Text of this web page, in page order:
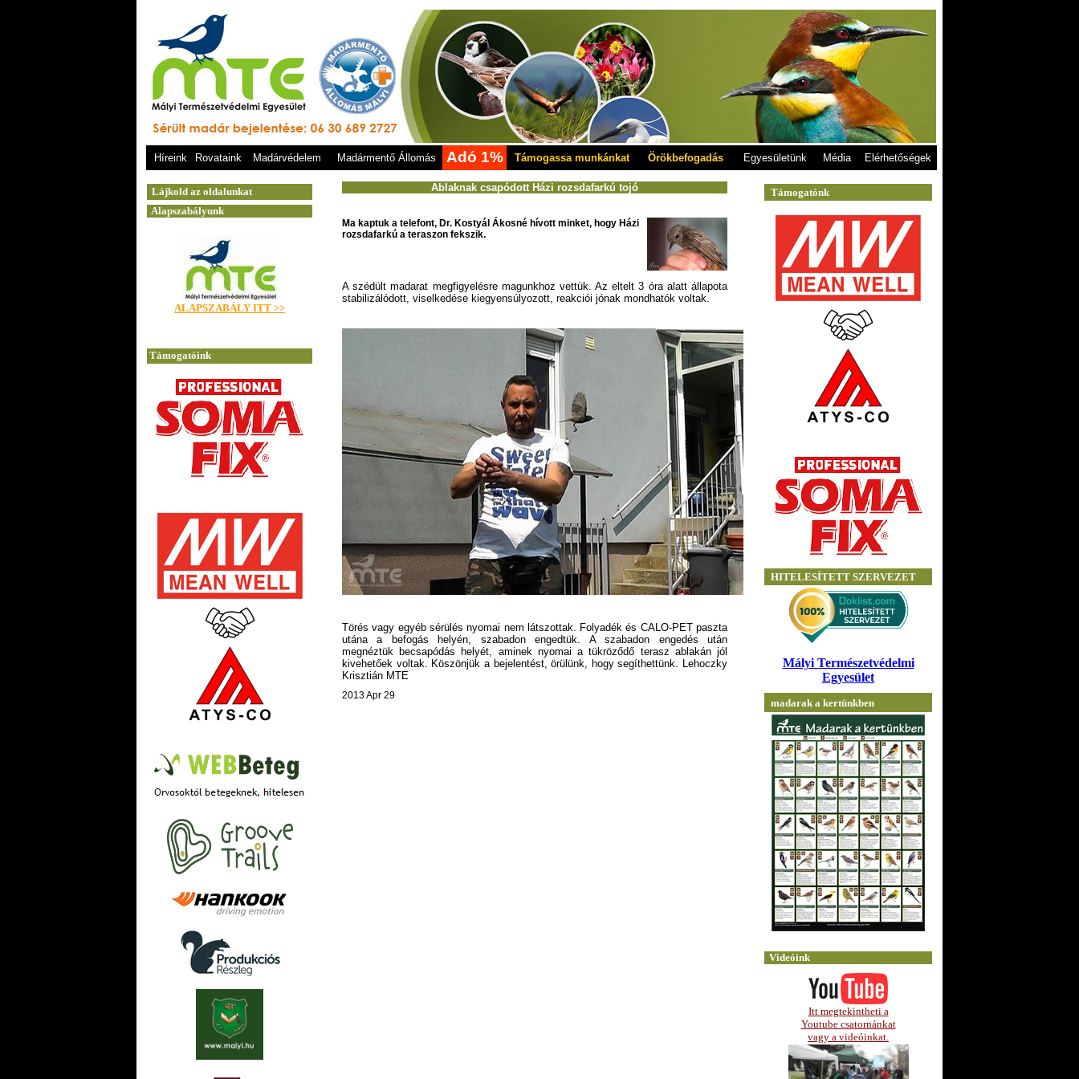
Híreink Rovataink Madárvédelem Madármentő Állomás Adó 1% Támogassa munkánkat Örökbefogadás Egyesületünk Média Elérhetőségek
Ablaknak csapódott Házi rozsdafarkú tojó
Ma kaptuk a telefont, Dr. Kostyál Ákosné hívott minket, hogy Házi
rozsdafarkú a teraszon fekszik.
A szédült madarat megfigyelésre magunkhoz vettük. Az eltelt 3 óra alatt állapota
stabilizálódott, viselkedése kiegyensúlyozott, reakciói jónak mondhatók voltak.
Törés vagy egyéb sérülés nyomai nem látszottak. Folyadék és CALO-PET paszta
utána a befogás helyén, szabadon engedtük. A szabadon engedés után
megnéztük becsapódás helyét, aminek nyomai a tükröződő terasz ablakán jól
kivehetőek voltak. Köszönjük a bejelentést, örülünk, hogy segíthettünk. Lehoczky
Krisztián MTE
2013 Apr 29